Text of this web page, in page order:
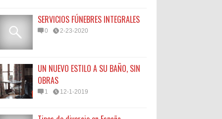
SERVICIOS FÚNEBRES INTEGRALES
0 2-23-2020
UN NUEVO ESTILO A SU BAÑO, SIN
OBRAS
1 12-1-2019